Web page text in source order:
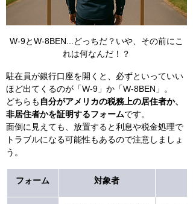
W-9とW-8BEN...どっちだ？いや、その前にこ
れは何なんだ！？
駐在員が銀行口座を開くと、必ずといっていい
ほど出てくるのが「W-9」か「W-8BEN」。
どちらも 自分がアメリカの税務上の居住者か、
非居住者かを証明するフォームです。
面倒に見えても、放置すると利息や税金処理で
トラブルになる可能性もあるので注意しましょ
う。
フォーム 対象者